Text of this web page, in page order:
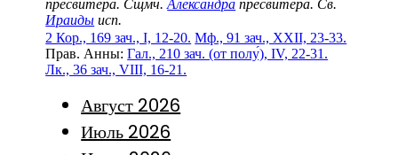
пресвитера. Сщмч.Александра пресвитера. Св.
Ираиды исп.
2 Кор., 169 зач., I, 12-20. Мф., 91 зач., XXII, 23-33.
Прав. Анны:Гал., 210 зач. (от полу́), IV, 22-31.
Лк., 36 зач., VIII, 16-21.
Август 2026
Июль 2026